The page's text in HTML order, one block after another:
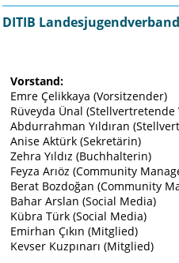
DITIB
Vorstand:
Emre Çelikkaya (Vorsitzender)
Rüveyda Ünal (Stellvertretende
Abdurrahman Yıldıran
Anise Aktürk (Sekretärin)
Zehra Yıldız (Buchhalterin)
Feyza Arıöz (Community
Berat Bozdoğan (Community
Bahar Arslan (Social Media)
Kübra Türk (Social Media)
Emirhan Çıkın (Mitglied)
Kevser Kuzpınarı (Mitglied)